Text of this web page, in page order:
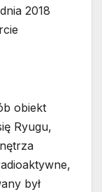
2018
obiekt
Ryugu,
był